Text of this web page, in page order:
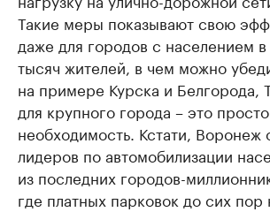
Такие меры показывают свою
даже для городов с населением
тысяч жителей, в чем можно
на примере Курска и Белгорода,
для крупного города – это просто
необходимость. Кстати, Воронеж
лидеров по автомобилизации
из последних городов-
где платных парковок до сих пор